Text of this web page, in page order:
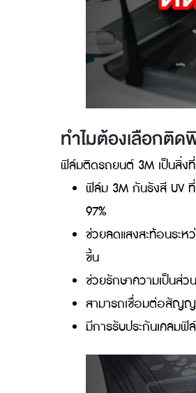
ทำไมต้องเลือ
ฟิล์มติดรถยนต์ 3M เป็
97%